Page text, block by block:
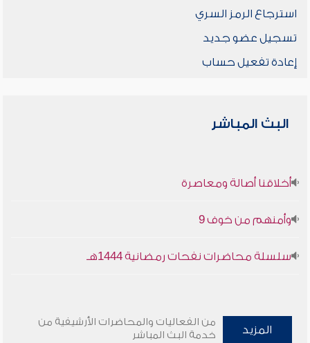
استرجاع الرمز السري
تسجيل عضو جديد
إعادة تفعيل حساب
البث المباشر
أخلاقنا أصالة ومعاصرة
وأمنهم من خوف 9
سلسلة محاضرات نفحات رمضانية 1444هـ
المزيد
من الفعاليات والمحاضرات الأرشيفية من
خدمة البث المباشر